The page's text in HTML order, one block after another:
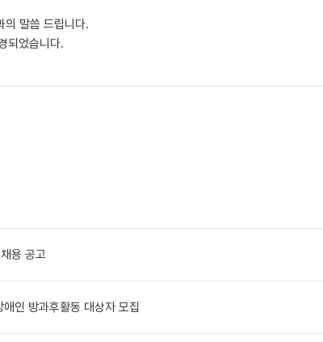
의 말씀 드립니다.
되었습니다.
용 공고
인 방과후활동 대상자 모집